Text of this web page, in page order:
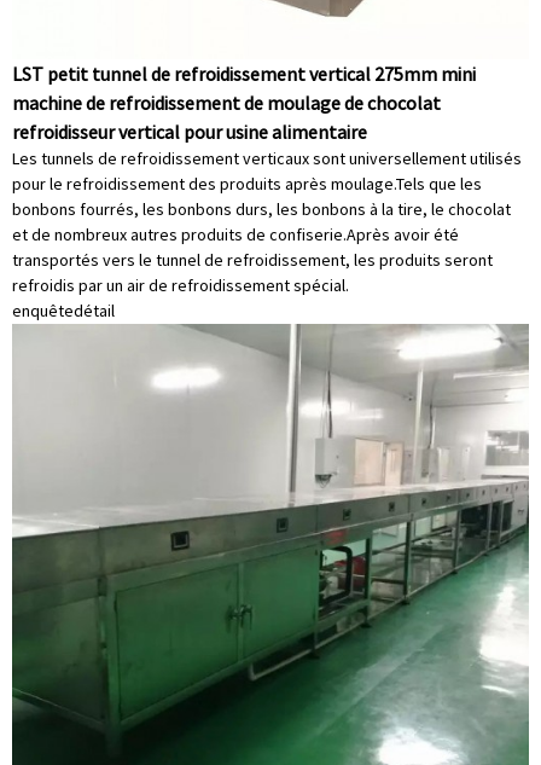
LST petit tunnel de refroidissement vertical 275mm mini
machine de refroidissement de moulage de chocolat
refroidisseur vertical pour usine alimentaire
Les tunnels de refroidissement verticaux sont universellement utilisés
pour le refroidissement des produits après moulage.Tels que les
bonbons fourrés, les bonbons durs, les bonbons à la tire, le chocolat
et de nombreux autres produits de confiserie.Après avoir été
transportés vers le tunnel de refroidissement, les produits seront
refroidis par un air de refroidissement spécial.
enquêtedétail